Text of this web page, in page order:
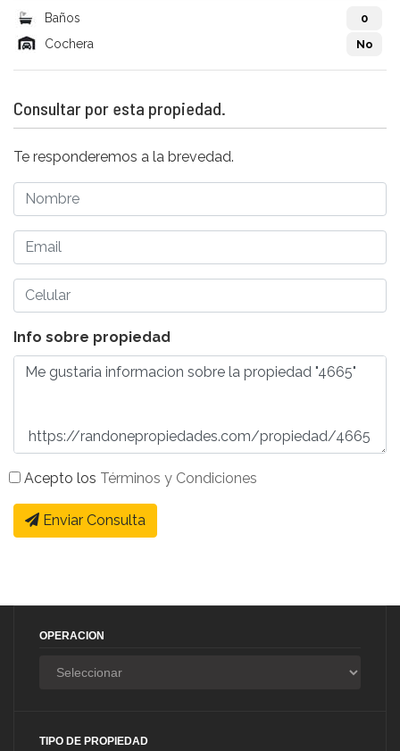
Baños 0
Cochera No
Consultar por esta propiedad.
Te responderemos a la brevedad.
Info sobre propiedad
Acepto los Términos y Condiciones
Enviar Consulta
OPERACION
TIPO DE PROPIEDAD